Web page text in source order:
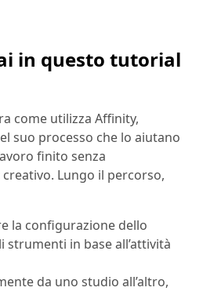
in questo tutorial
come utilizza Affinity,
suo processo che lo aiutano
finito senza
Lungo il percorso,
la configurazione dello
strumenti in base all’attività
da uno studio all’altro,